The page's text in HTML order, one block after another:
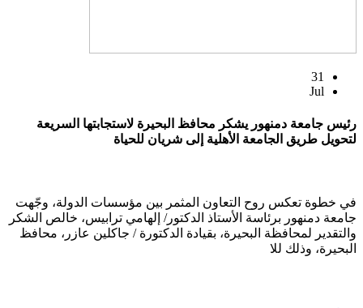
31
Jul
رئيس جامعة دمنهور يشكر محافظ البحيرة لاستجابتها السريعة
لتحويل طريق الجامعة الأهلية إلى شريان للحياة
في خطوة تعكس روح التعاون المثمر بين مؤسسات الدولة، وجّهت
جامعة دمنهور برئاسة الأستاذ الدكتور/ إلهامي ترابيس، خالص الشكر
والتقدير لمحافظة البحيرة، بقيادة الدكتورة / جاكلين عازر، محافظ
البحيرة، وذلك للا